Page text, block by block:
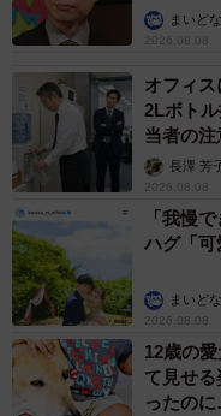
まいど
2026.08.08
オフィ
2Lボト
当者の
説】長澤 芳
2026.08.08
「我慢
ハグ「可
まいど
2026.08.08
12歳の
て見せ
ったの